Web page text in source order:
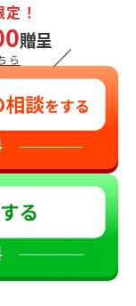
！
贈呈
ら ／